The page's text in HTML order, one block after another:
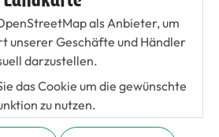
als Anbieter, um
unserer Geschäfte und Händler
darzustellen.
das Cookie um die gewünschte
zu nutzen.